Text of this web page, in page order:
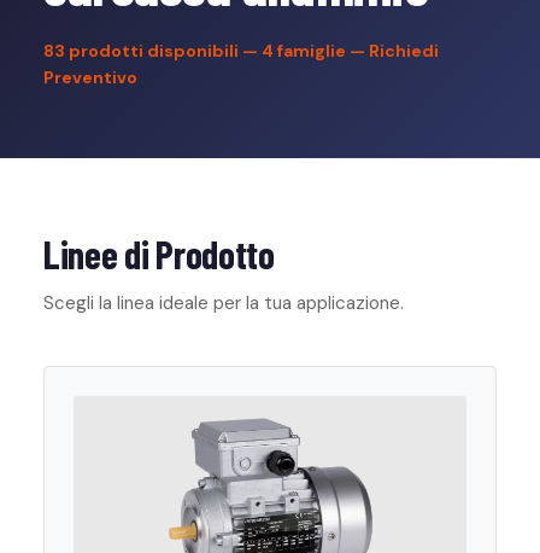
83 prodotti disponibili — 4 famiglie — Richiedi
Preventivo
Linee di Prodotto
Scegli la linea ideale per la tua applicazione.